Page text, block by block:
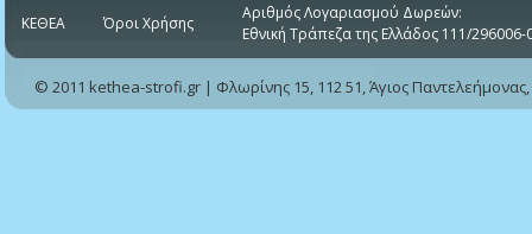
ΚΕΘΕΑ Όροι Χρήσης
Αριθμός Λογαριασμού Δωρεών:
Εθνική Τράπεζα της Ελλάδος 111/296006-
© 2011 kethea-strofi.gr | Φλωρίνης 15, 112 51, Άγιος Παντελεήμονας,